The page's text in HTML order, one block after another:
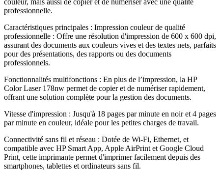
couleur, mais aussi de copier et de numériser avec une qualité
professionnelle.
Caractéristiques principales : Impression couleur de qualité
professionnelle : Offre une résolution d'impression de 600 x 600 dpi,
assurant des documents aux couleurs vives et des textes nets, parfaits
pour des présentations, des rapports ou des documents
professionnels.
Fonctionnalités multifonctions : En plus de l’impression, la HP
Color Laser 178nw permet de copier et de numériser rapidement,
offrant une solution complète pour la gestion des documents.
Vitesse d'impression : Jusqu'à 18 pages par minute en noir et 4 pages
par minute en couleur, idéale pour les petites charges de travail.
Connectivité sans fil et réseau : Dotée de Wi-Fi, Ethernet, et
compatible avec HP Smart App, Apple AirPrint et Google Cloud
Print, cette imprimante permet d'imprimer facilement depuis des
smartphones, tablettes et ordinateurs sans fil.